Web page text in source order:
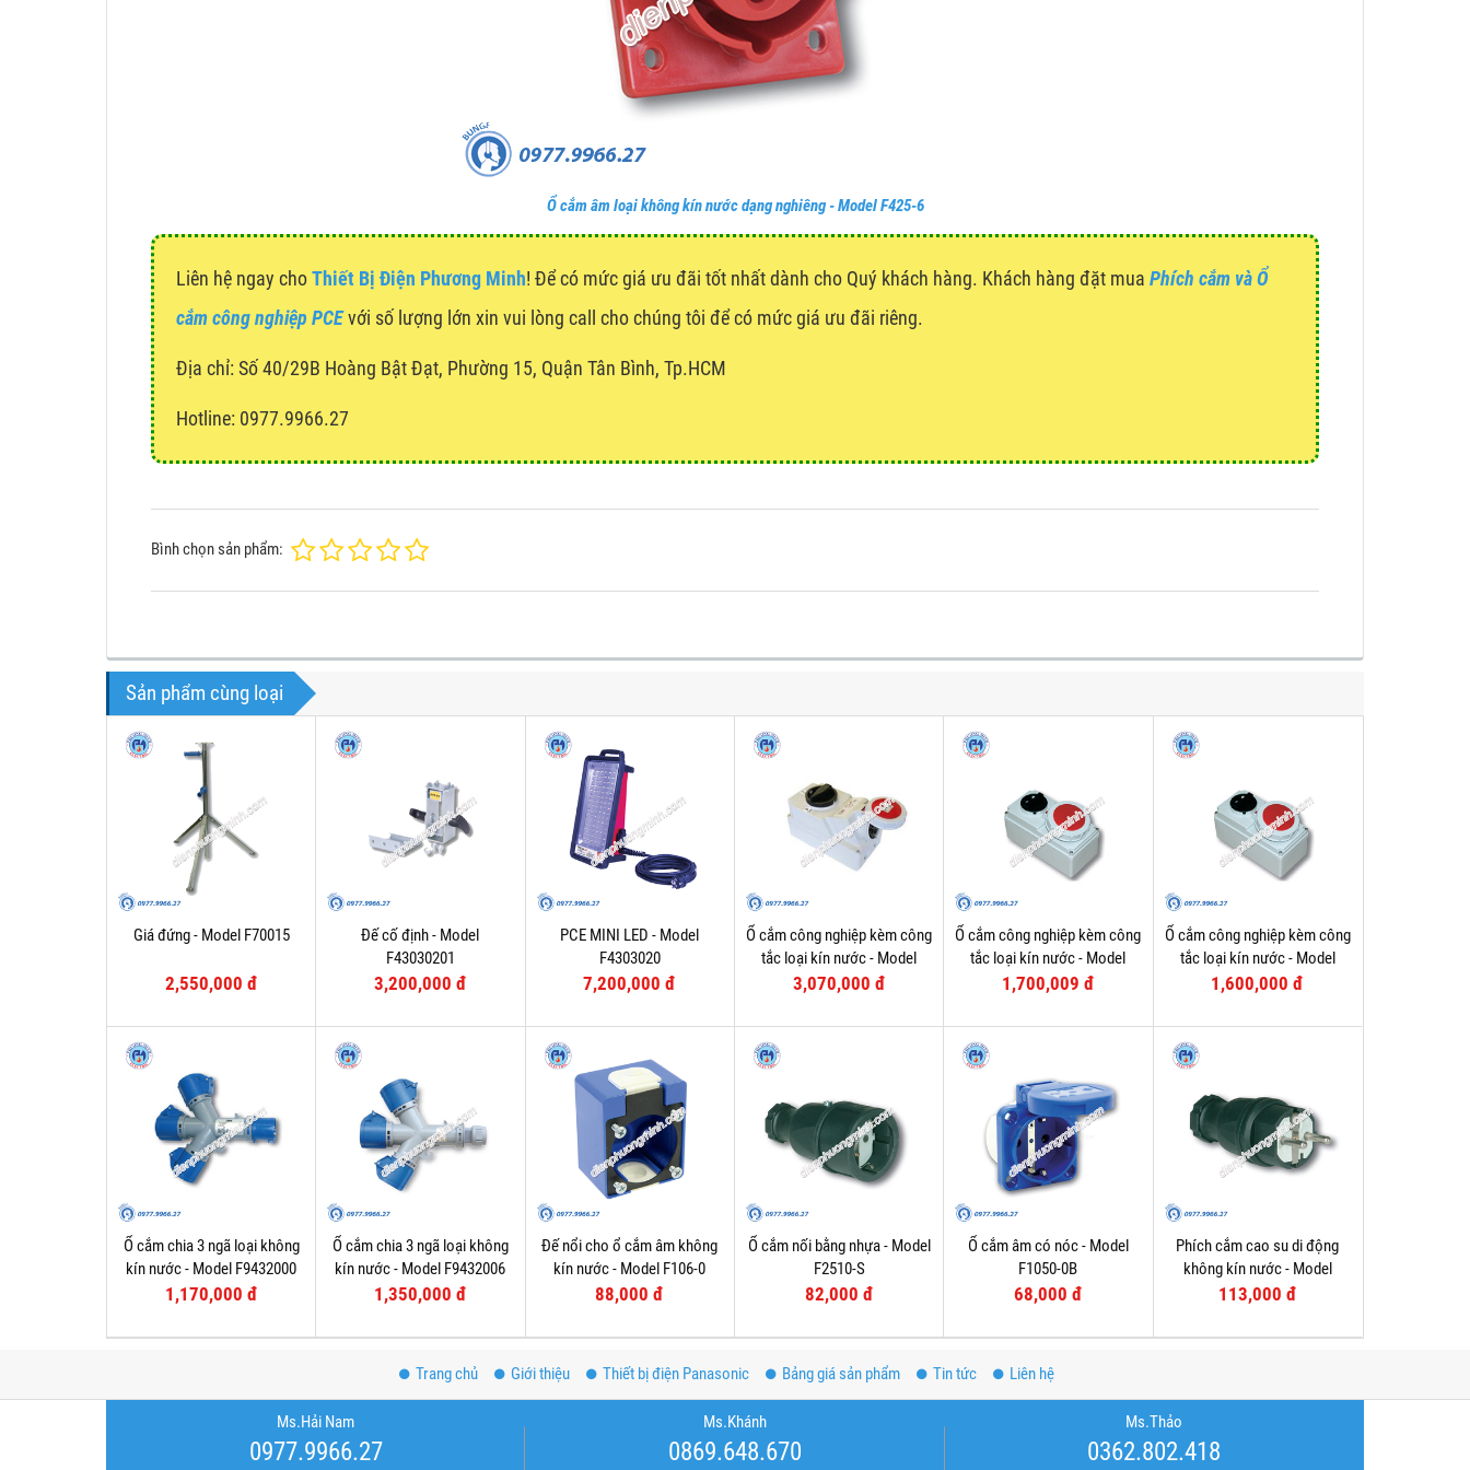
Ổ cắm âm loại không kín nước dạng nghiêng - Model F425-6
Liên hệ ngay choThiết Bị Điện Phương Minh! Để có mức giá ưu đãi tốt nhất dành cho Quý khách hàng. Khách hàng đặt mua Phích cắm và Ổ
cắm công nghiệp PCEvới số lượng lớn xin vui lòng call cho chúng tôi để có mức giá ưu đãi riêng.
Địa chỉ: Số 40/29B Hoàng Bật Đạt, Phường 15, Quận Tân Bình, Tp.HCM
Hotline: 0977.9966.27
Bình chọn sản phẩm:
Sản phẩm cùng loại
Giá đứng - Model F70015
2,550,000 đ
Đế cố định - Model
F43030201
3,200,000 đ
PCE MINI LED - Model
F4303020
7,200,000 đ
Ổ cắm công nghiệp kèm công
tắc loại kín nước - Model
F75252-6
3,070,000 đ
Ổ cắm công nghiệp kèm công
tắc loại kín nước - Model
F61152-6
1,700,009 đ
Ổ cắm công nghiệp kèm công
tắc loại kín nước - Model
F61132-6
1,600,000 đ
Ổ cắm chia 3 ngã loại không
kín nước - Model F9432000
1,170,000 đ
Ổ cắm chia 3 ngã loại không
kín nước - Model F9432006
1,350,000 đ
Đế nổi cho ổ cắm âm không
kín nước - Model F106-0
88,000 đ
Ổ cắm nối bằng nhựa - Model
F2510-S
82,000 đ
Ổ cắm âm có nóc - Model
F1050-0B
68,000 đ
Phích cắm cao su di động
không kín nước - Model
F0512-S
113,000 đ
Trang chủ Giới thiệu Thiết bị điện Panasonic Bảng giá sản phẩm Tin tức Liên hệ
Ms.Hải Nam
0977.9966.27
Ms.Khánh
0869.648.670
Ms.Thảo
0362.802.418